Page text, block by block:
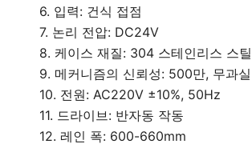
6. 입력: 건식 접점
7. 논리 전압: DC24V
8. 케이스 재질: 304 스테인리스 스틸
9. 메커니즘의 신뢰성: 500만, 무과실
10. 전원: AC220V ±10%, 50Hz
11. 드라이브: 반자동 작동
12. 레인 폭: 600-660mm